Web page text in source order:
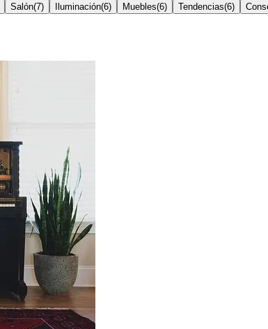
Salón(7) Iluminación(6) Muebles(6) Tendencias(6)